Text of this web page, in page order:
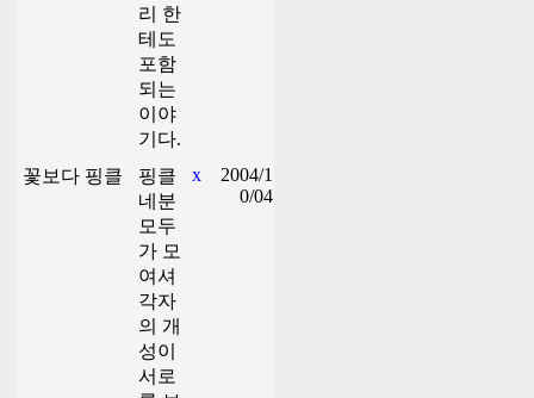
리 한
테도
포함
되는
이야
기다.
꽃보다 핑클
핑클
네분
모두
가 모
여셔
각자
의 개
성이
서로
x
2004/1
0/04